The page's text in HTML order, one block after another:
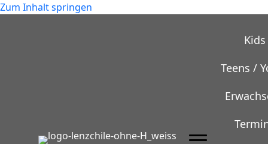
Zum Inhalt springen
Kids
Teens /